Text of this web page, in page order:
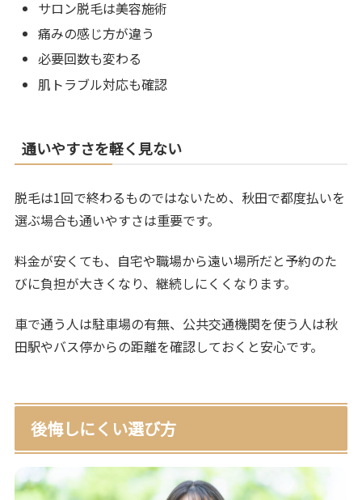
サロン脱毛は美容施術
痛みの感じ方が違う
必要回数も変わる
肌トラブル対応も確認
通いやすさを軽く見ない
脱毛は1回で終わるものではないため、秋田で都度払いを
選ぶ場合も通いやすさは重要です。
料金が安くても、自宅や職場から遠い場所だと予約のた
びに負担が大きくなり、継続しにくくなります。
車で通う人は駐車場の有無、公共交通機関を使う人は秋
田駅やバス停からの距離を確認しておくと安心です。
後悔しにくい選び方